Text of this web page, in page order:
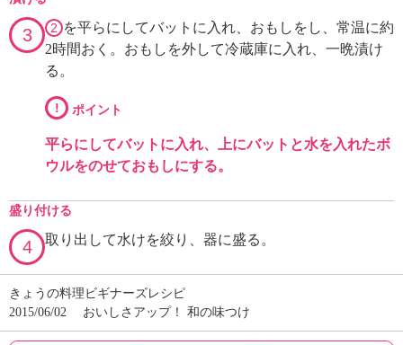
3 2 を平らにしてバットに入れ、おもしをし、常温に約
2時間おく。おもしを外して冷蔵庫に入れ、一晩漬け
る。
! ポイント
平らにしてバットに入れ、上にバットと水を入れたボ
ウルをのせておもしにする。
盛り付ける
4 取り出して水けを絞り、器に盛る。
きょうの料理ビギナーズレシピ
2015/06/02
おいしさアップ！ 和の味つけ